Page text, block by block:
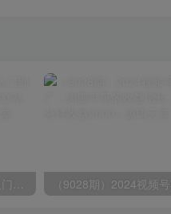
（10169期）谷歌SEO从入门到精通 带你打造排名 清晰的独立站+Google SEO工作流